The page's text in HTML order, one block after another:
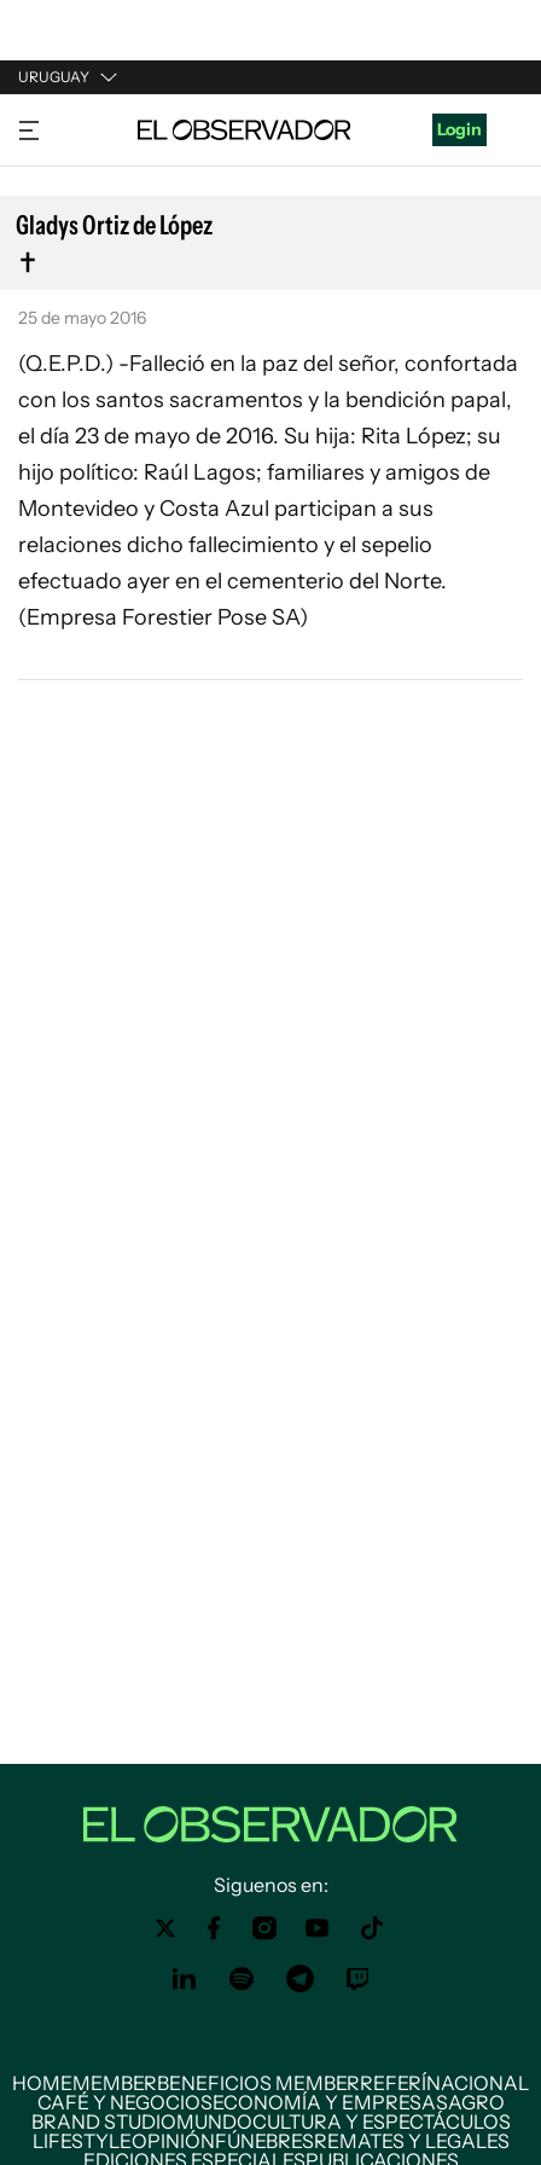
URUGUAY
URUGUAY
ARGENTINA
ESPAÑA
ESTADOS UNIDOS
Login
Gladys Ortiz de López
25 de mayo 2016
(Q.E.P.D.) -Falleció en la paz del señor, confortada
con los santos sacramentos y la bendición papal,
el día 23 de mayo de 2016. Su hija: Rita López; su
hijo político: Raúl Lagos; familiares y amigos de
Montevideo y Costa Azul participan a sus
relaciones dicho fallecimiento y el sepelio
efectuado ayer en el cementerio del Norte.
(Empresa Forestier Pose SA)
Siguenos en:
HOMEMEMBERBENEFICIOS MEMBERREFERÍNACIONAL
CAFÉ Y NEGOCIOSECONOMÍA Y EMPRESASAGRO
BRAND STUDIOMUNDOCULTURA Y ESPECTÁCULOS
LIFESTYLEOPINIÓNFÚNEBRESREMATES Y LEGALES
EDICIONES ESPECIALESPUBLICACIONES